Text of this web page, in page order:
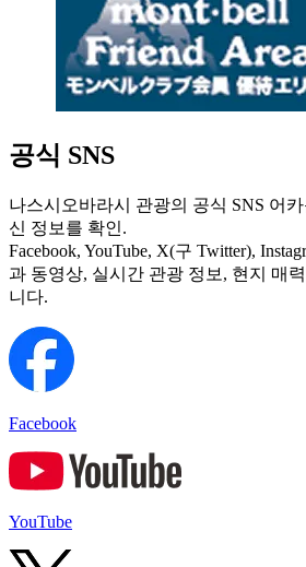
공식 SNS
나스시오바라시 관광의 공식 SNS 어
신 정보를 확인.
Facebook, YouTube, X(구 Twitter),
과 동영상, 실시간 관광 정보, 현지 매
니다.
Facebook
YouTube